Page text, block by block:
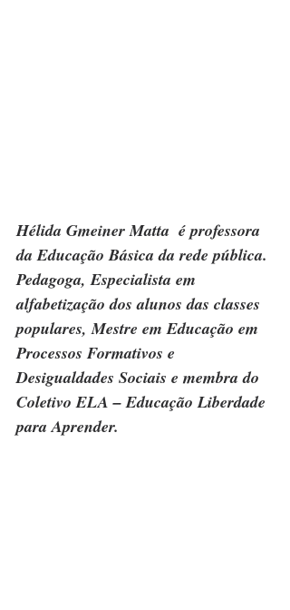
Hélida Gmeiner Matta  é professora
da Educação Básica da rede pública.
Pedagoga, Especialista em
alfabetização dos alunos das classes
populares, Mestre em Educação em
Processos Formativos e
Desigualdades Sociais e membra do
Coletivo ELA – Educação Liberdade
para Aprender.